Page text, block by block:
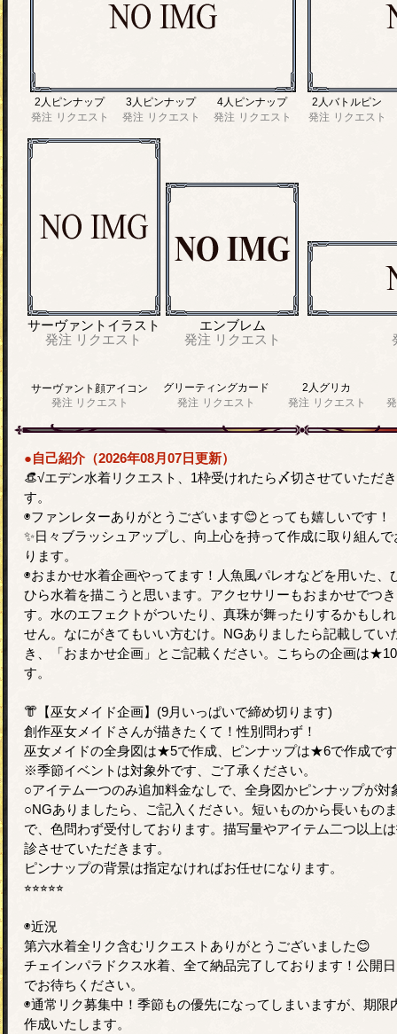
2人ピンナップ
発注 リクエスト
3人ピンナップ
発注 リクエスト
4人ピンナップ
発注 リクエスト
2人バトルピン
発注 リクエスト
サーヴァントイラスト
発注 リクエスト
エンブレム
発注 リクエスト
サーヴァント顔アイコン
発注 リクエスト
グリーティングカード
発注 リクエスト
2人グリカ
発注 リクエスト
●自己紹介（2026年08月07日更新）
👒√エデン水着リクエスト、1枠受けれたら〆切させていただ
す。
◉ファンレターありがとうございます😊とっても嬉しいです！
✨日々ブラッシュアップし、向上心を持って作成に取り組んで
ります。
◉おまかせ水着企画やってます！人魚風パレオなどを用いた、
ひら水着を描こうと思います。アクセサリーもおまかせでつ
す。水のエフェクトがついたり、真珠が舞ったりするかもし
せん。なにがきてもいい方むけ。NGありましたら記載してい
き、「おまかせ企画」とご記載ください。こちらの企画は
す。
👘【巫女メイド企画】(9月いっぱいで締め切ります)
創作巫女メイドさんが描きたくて！性別問わず！
巫女メイドの全身図は★5で作成、ピンナップは★6で作成で
※季節イベントは対象外です、ご了承ください。
○アイテム一つのみ追加料金なしで、全身図かピンナップが対
○NGありましたら、ご記入ください。短いものから長いものま
で、色問わず受付しております。描写量やアイテム二つ以上
診させていただきます。
ピンナップの背景は指定なければお任せになります。
⭐︎⭐︎⭐︎⭐︎⭐︎
◉近況
第六水着全リク含むリクエストありがとうございました😊
チェインパラドクス水着、全て納品完了しております！公開
でお待ちください。
◉通常リク募集中！季節もの優先になってしまいますが、期限
作成いたします。